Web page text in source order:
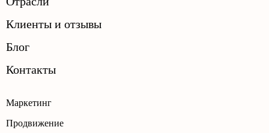
Маркетинг
Продвижение
Клиенты и отзывы
Блог
Контакты